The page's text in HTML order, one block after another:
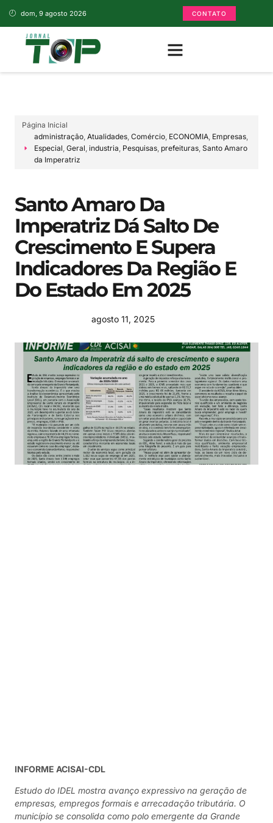
dom, 9 agosto 2026 CONTATO
Página Inicial
administração, Atualidades, Comércio, ECONOMIA, Empresas,
Especial, Geral, industria, Pesquisas, prefeituras, Santo Amaro
da Imperatriz
Santo Amaro Da
Imperatriz Dá Salto De
Crescimento E Supera
Indicadores Da Região E
Do Estado Em 2025
agosto 11, 2025
INFORME ACISAI-CDL
Estudo do IDEL mostra avanço expressivo na geração de
empresas, empregos formais e arrecadação tributária. O
município se consolida como polo emergente da Grande